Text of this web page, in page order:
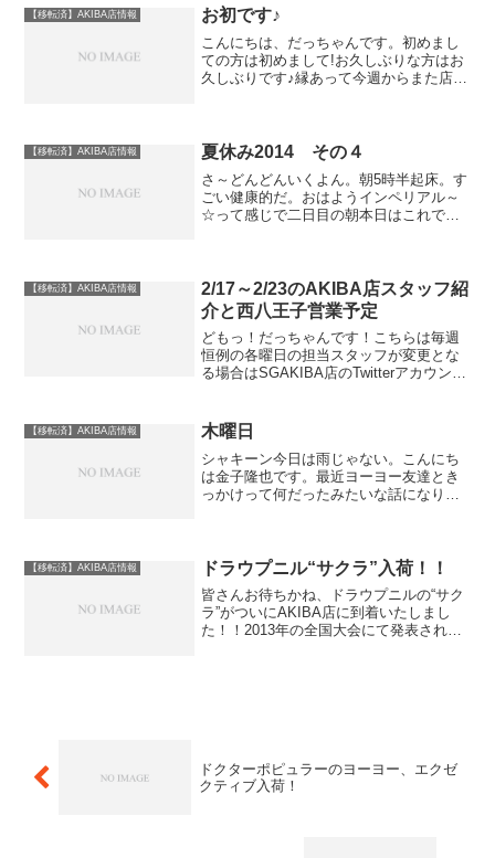
AKIBA店では夏休み限定で『初めての
「バインド」ヨーヨーコー...
【移転済】AKIBA店情報 お初です♪
こんにちは、だっちゃんです。初めまし
ての方は初めまして!お久しぶりな方はお
久しぶりです♪縁あって今週からまた店に
ヨー系のイベントで...
【移転済】AKIBA店情報 夏休み2014 その４
さ～どんどんいくよん。朝5時半起床。す
ごい健康的だ。おはようインペリアル～
☆って感じで二日目の朝本日はこれです
てことで入るとお土産屋...
【移転済】AKIBA店情報
2/17～2/23のAKIBA店スタッフ紹
介と西八王子営業予定
どもっ！だっちゃんです！こちらは毎週
恒例の各曜日の担当スタッフが変更とな
る場合はSGAKIBA店のTwitterアカウント
ウントをフォローいただき...
【移転済】AKIBA店情報 木曜日
シャキーン今日は雨じゃない。こんにち
は金子隆也です。最近ヨーヨー友達とき
っかけって何だったみたいな話になり、
秒で伝えるって改めて...
【移転済】AKIBA店情報 ドラウプニル“サクラ”入荷！！
皆さんお待ちかね、ドラウプニルの“サク
ラ”がついにAKIBA店に到着いたしまし
た！！2013年の全国大会にて発表された
ドクターポピュラーのヨーヨー、エクゼ
クティブ入荷！